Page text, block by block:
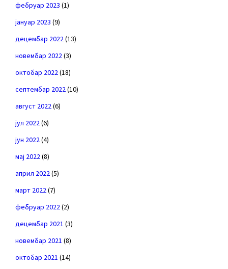
фебруар 2023 (1)
јануар 2023 (9)
децембар 2022(13)
новембар 2022(3)
октобар 2022(18)
септембар 2022(10)
август 2022(6)
јул 2022(6)
јун 2022(4)
мај 2022(8)
април 2022(5)
март 2022(7)
фебруар 2022(2)
децембар 2021 (3)
новембар 2021 (8)
октобар 2021 (14)